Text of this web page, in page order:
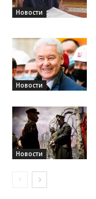
Новости
Новости
Новости